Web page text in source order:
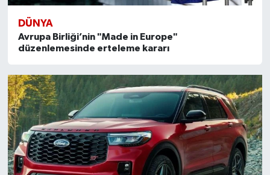
DÜNYA
Avrupa Birliği’nin "Made in Europe"
düzenlemesinde erteleme kararı